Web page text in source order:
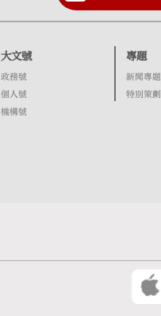
大文號
政務號
個人號
機構號
專題
新聞專題
特別策劃